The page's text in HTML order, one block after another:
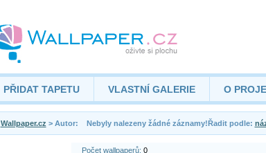
PŘIDAT TAPETU VLASTNÍ GALERIE O
Wallpaper.cz > Autor: Nebyly nalezeny žádné záznamy!Řadit podle:
Počet wallpaperů: 0